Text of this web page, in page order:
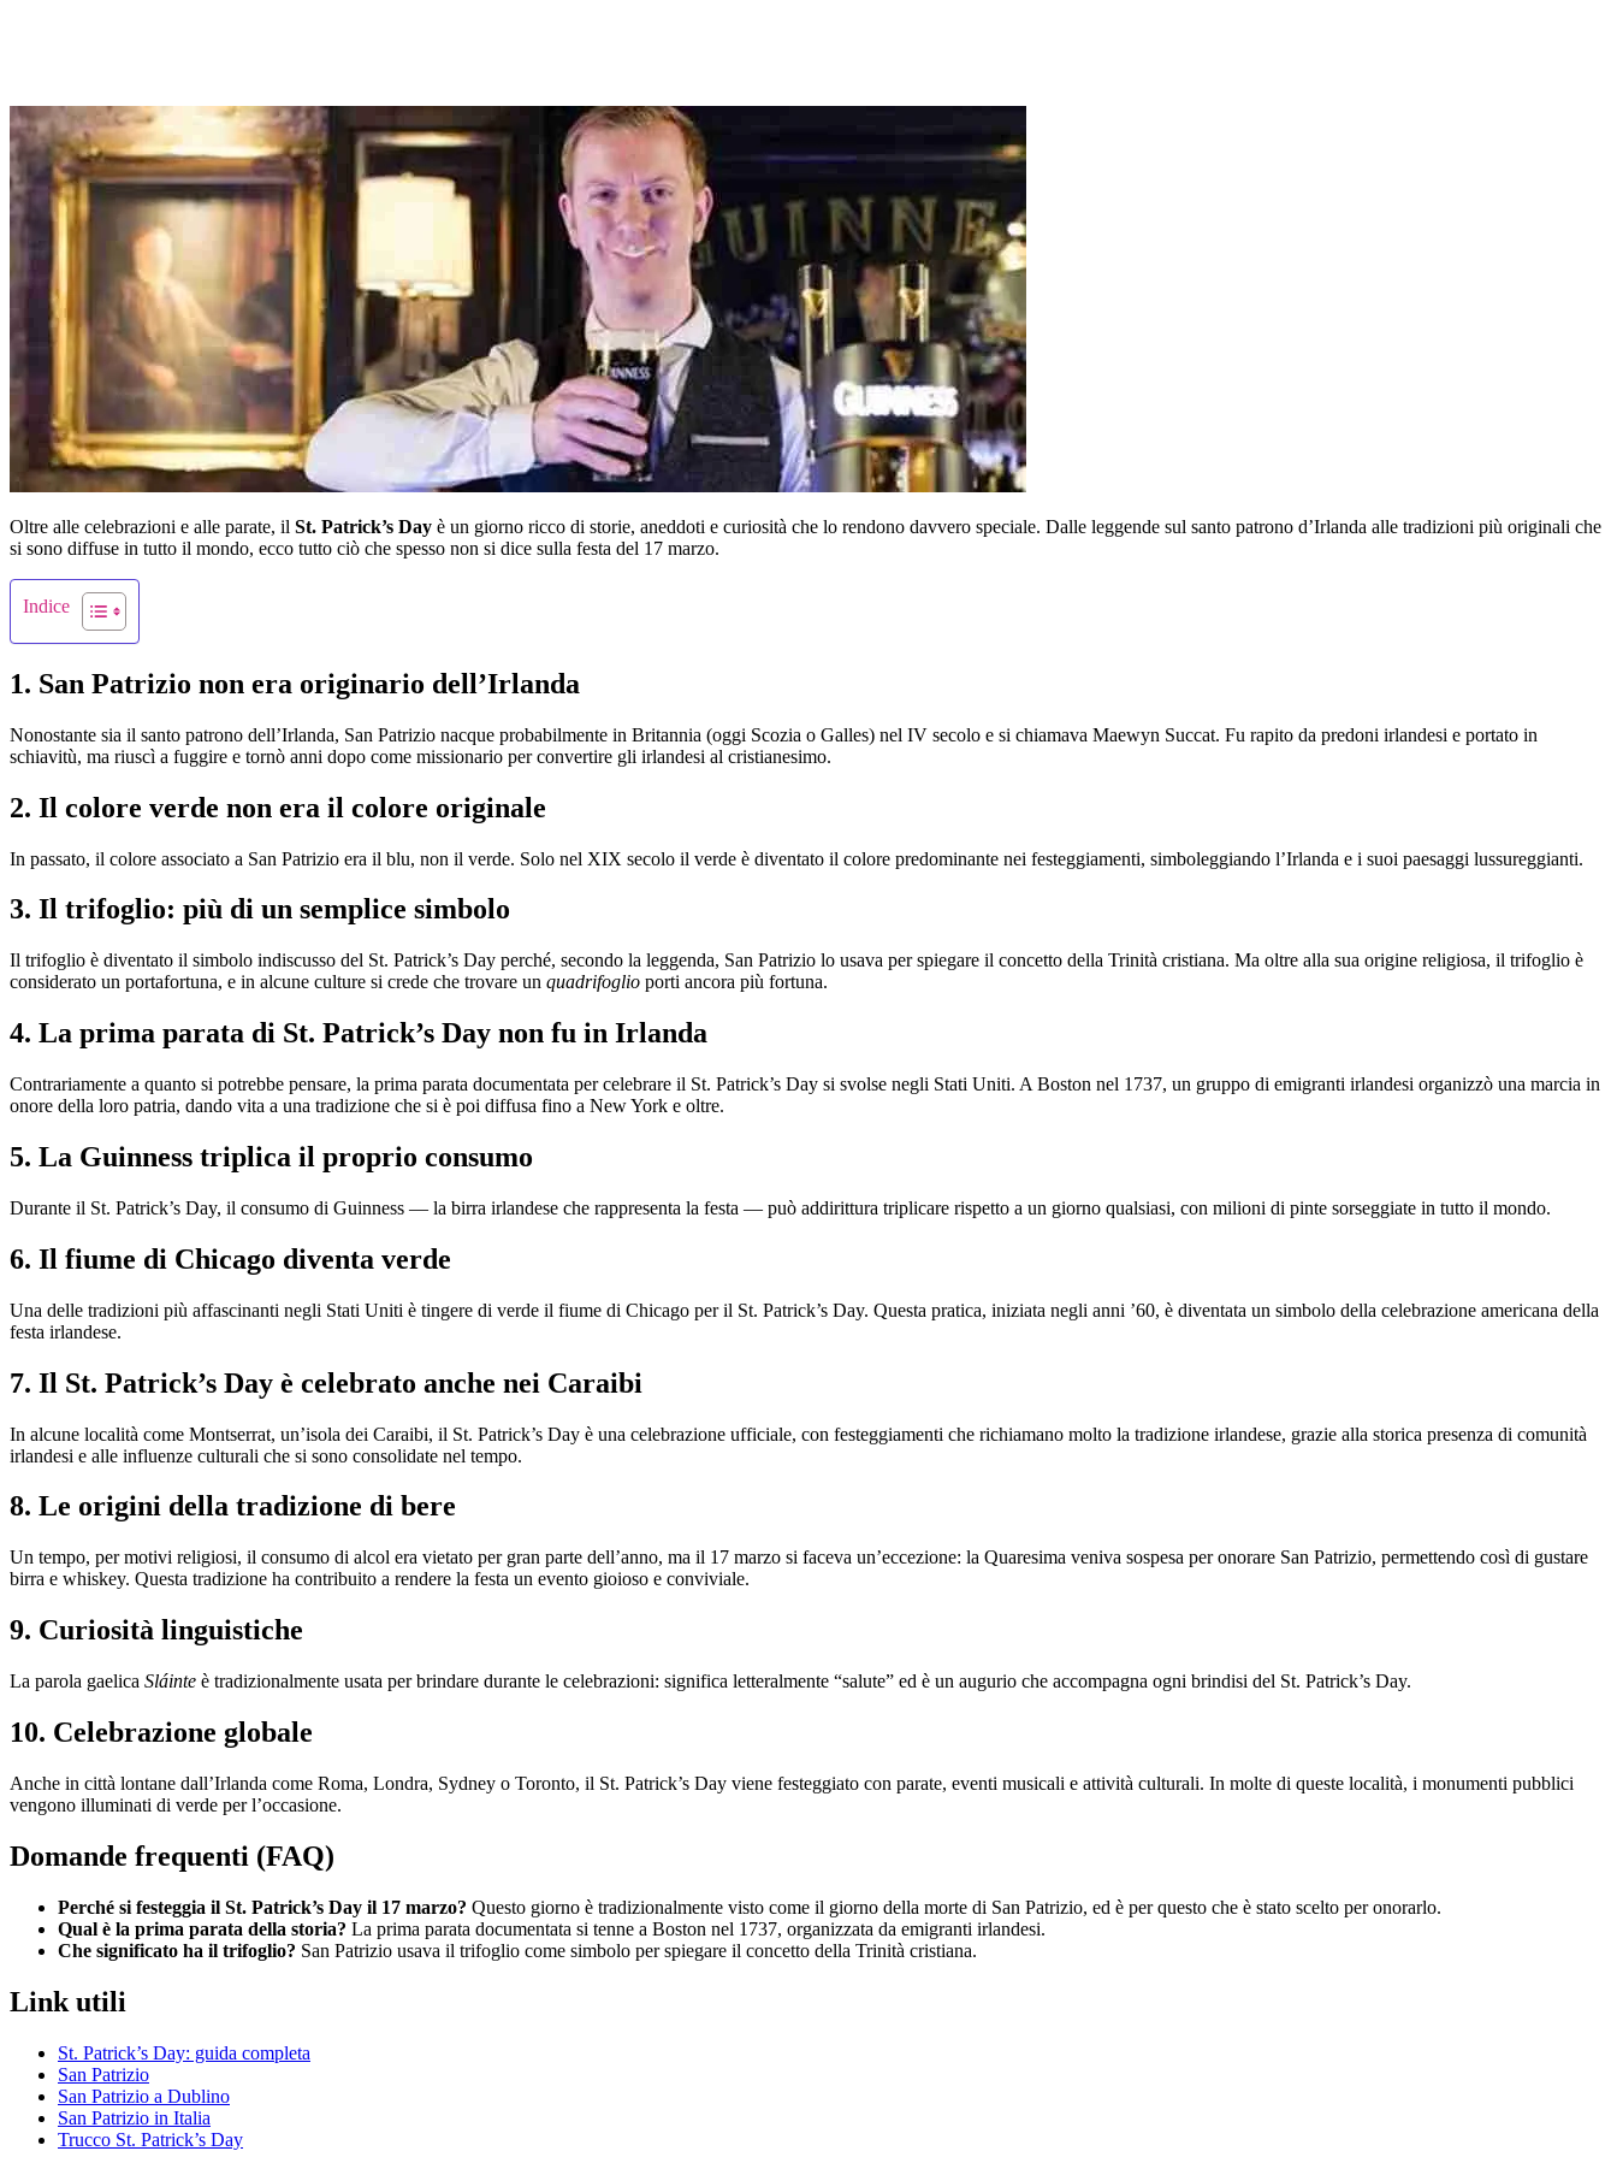
Oltre alle celebrazioni e alle parate, il St. Patrick’s Day è un giorno ricco di storie, aneddoti e curiosità che lo rendono davvero speciale. Dalle leggende sul santo patrono d’Irlanda alle tradizioni più originali che
si sono diffuse in tutto il mondo, ecco tutto ciò che spesso non si dice sulla festa del 17 marzo.
Indice
1. San Patrizio non era originario dell’Irlanda
Nonostante sia il santo patrono dell’Irlanda, San Patrizio nacque probabilmente in Britannia (oggi Scozia o Galles) nel IV secolo e si chiamava Maewyn Succat. Fu rapito da predoni irlandesi e portato in
schiavitù, ma riuscì a fuggire e tornò anni dopo come missionario per convertire gli irlandesi al cristianesimo.
2. Il colore verde non era il colore originale
In passato, il colore associato a San Patrizio era il blu, non il verde. Solo nel XIX secolo il verde è diventato il colore predominante nei festeggiamenti, simboleggiando l’Irlanda e i suoi paesaggi lussureggianti.
3. Il trifoglio: più di un semplice simbolo
Il trifoglio è diventato il simbolo indiscusso del St. Patrick’s Day perché, secondo la leggenda, San Patrizio lo usava per spiegare il concetto della Trinità cristiana. Ma oltre alla sua origine religiosa, il trifoglio è
considerato un portafortuna, e in alcune culture si crede che trovare un quadrifoglio porti ancora più fortuna.
4. La prima parata di St. Patrick’s Day non fu in Irlanda
Contrariamente a quanto si potrebbe pensare, la prima parata documentata per celebrare il St. Patrick’s Day si svolse negli Stati Uniti. A Boston nel 1737, un gruppo di emigranti irlandesi organizzò una marcia in
onore della loro patria, dando vita a una tradizione che si è poi diffusa fino a New York e oltre.
5. La Guinness triplica il proprio consumo
Durante il St. Patrick’s Day, il consumo di Guinness — la birra irlandese che rappresenta la festa — può addirittura triplicare rispetto a un giorno qualsiasi, con milioni di pinte sorseggiate in tutto il mondo.
6. Il fiume di Chicago diventa verde
Una delle tradizioni più affascinanti negli Stati Uniti è tingere di verde il fiume di Chicago per il St. Patrick’s Day. Questa pratica, iniziata negli anni ’60, è diventata un simbolo della celebrazione americana della
festa irlandese.
7. Il St. Patrick’s Day è celebrato anche nei Caraibi
In alcune località come Montserrat, un’isola dei Caraibi, il St. Patrick’s Day è una celebrazione ufficiale, con festeggiamenti che richiamano molto la tradizione irlandese, grazie alla storica presenza di comunità
irlandesi e alle influenze culturali che si sono consolidate nel tempo.
8. Le origini della tradizione di bere
Un tempo, per motivi religiosi, il consumo di alcol era vietato per gran parte dell’anno, ma il 17 marzo si faceva un’eccezione: la Quaresima veniva sospesa per onorare San Patrizio, permettendo così di gustare
birra e whiskey. Questa tradizione ha contribuito a rendere la festa un evento gioioso e conviviale.
9. Curiosità linguistiche
La parola gaelica Sláinte è tradizionalmente usata per brindare durante le celebrazioni: significa letteralmente “salute” ed è un augurio che accompagna ogni brindisi del St. Patrick’s Day.
10. Celebrazione globale
Anche in città lontane dall’Irlanda come Roma, Londra, Sydney o Toronto, il St. Patrick’s Day viene festeggiato con parate, eventi musicali e attività culturali. In molte di queste località, i monumenti pubblici
vengono illuminati di verde per l’occasione.
Domande frequenti (FAQ)
Perché si festeggia il St. Patrick’s Day il 17 marzo? Questo giorno è tradizionalmente visto come il giorno della morte di San Patrizio, ed è per questo che è stato scelto per onorarlo.
Qual è la prima parata della storia? La prima parata documentata si tenne a Boston nel 1737, organizzata da emigranti irlandesi.
Che significato ha il trifoglio? San Patrizio usava il trifoglio come simbolo per spiegare il concetto della Trinità cristiana.
Link utili
St. Patrick’s Day: guida completa
San Patrizio
San Patrizio a Dublino
San Patrizio in Italia
Trucco St. Patrick’s Day